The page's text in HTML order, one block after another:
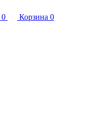
0 Корзина 0